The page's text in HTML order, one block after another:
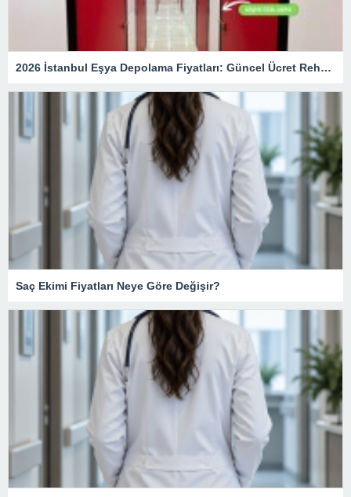
2026 İstanbul Eşya Depolama Fiyatları: Güncel Ücret Rehberi
Saç Ekimi Fiyatları Neye Göre Değişir?